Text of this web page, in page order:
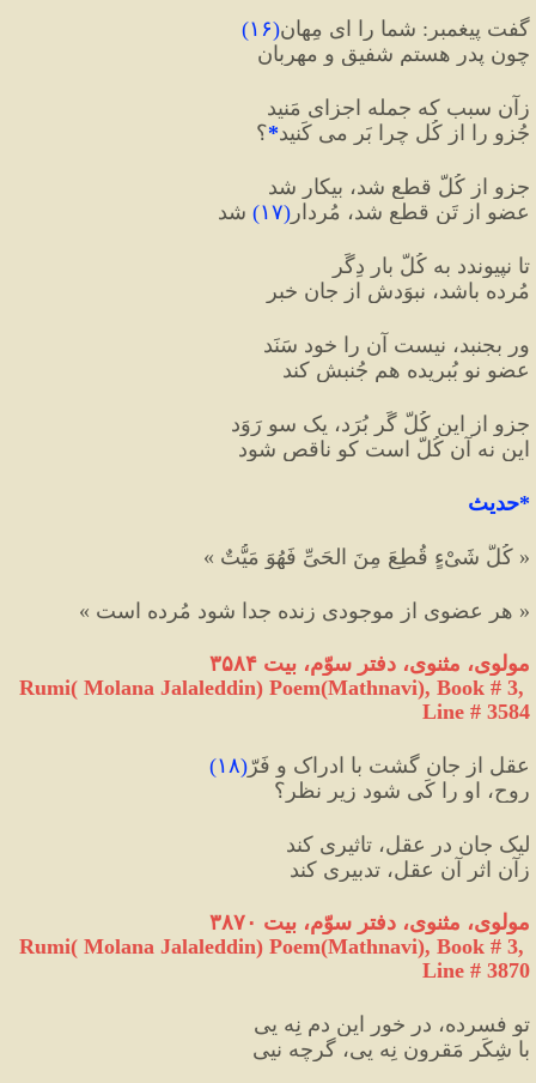
گفت پیغمبر: شما را ای مِهان(۱۶)
چون پدر هستم شفیق و مهربان
زآن سبب که جمله اجزایِ مَنید
جُزو را از کُل چرا بَر می کَنید*؟
جزو از کُلّ قطع شد، بیکار شد
عضو از تَن قطع شد، مُردار (۱۷) شد
تا نپیوندد به کُلّ بارِ دِگَر
مُرده باشد، نبوَدش از جان خبر
ور بجنبد، نیست آن را خود سَنَد
عضوِ نو بُبریده هم جُنبش کند
جزو از این کُلّ گَر بُرَد، یک سو رَوَد
این نه آن کُلّ است کو ناقص شود
*حديث
« کُلُّ شَیْءٍ قُطِعَ مِنَ الحَیِّ فَهُوَ مَیُّتٌ »
« هر عضوی از موجودی زنده جدا شود مُرده است »
مولوی، مثنوی، دفتر سوّم، بیت ۳۵۸۴
Rumi( Molana Jalaleddin) Poem(Mathnavi), Book # 3,
Line # 3584
عقل از جان گشت با ادراک و فَرّ(۱۸)
روح، او را کَی شود زیرِ نظر؟
لیک جان در عقل، تاثیری کند
زآن اثر آن عقل، تدبیری کند
مولوی، مثنوی، دفتر سوّم، بیت ۳۸۷۰
Rumi( Molana Jalaleddin) Poem(Mathnavi), Book # 3,
Line # 3870
تو فسرده، در خورِ این دم نِه یی
با شِکَر مَقرون نِه یی، گرچه نیی